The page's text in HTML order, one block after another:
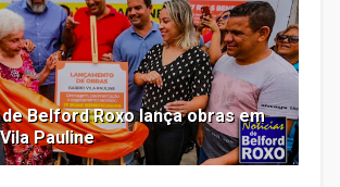
Belford Roxo lança obras em
Pauline